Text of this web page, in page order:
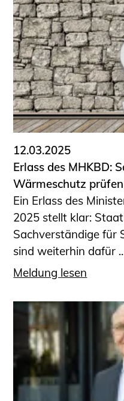
Sachverständige
Prüfsachverständige
Qualifizierte
Bauvorlageberechtigte
Sachkundige für
Funktionsprüfung
Abwasserleitungen
Vereinbarungen mit
Ingenieurkammern
Büronachfolge
Zusatzqualifikationen
Geschützter Bereich
Informationen für
Verbraucher
Ingenieursuche
NRW)
Bauherren-ABC
Informationen für
Schüler und
Projekte für
START.ING. Das
Programm
12.03.2025
Erlass des MHKBD:
Wärmeschutz
Ein Erlass des
2025 stellt klar:
Sachverständige für
sind weiterhin dafür
Meldung lesen